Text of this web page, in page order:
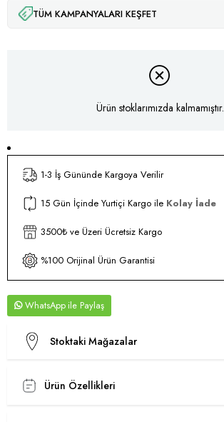
TÜM KAMPANYALARI KEŞFET
Ürün stoklarımızda kalmamıştır.
1-3 İş Gününde Kargoya Verilir
15 Gün İçinde Yurtiçi Kargo ile Kolay İade
3500₺ ve Üzeri Ücretsiz Kargo
%100 Orijinal Ürün Garantisi
WhatsApp
Stoktaki Mağazalar
Ürün Özellikleri